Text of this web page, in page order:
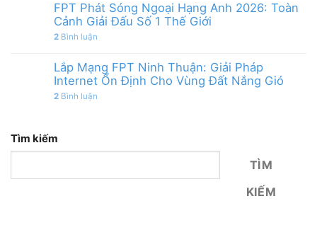
FPT Phát Sóng Ngoại Hạng Anh 2026: Toàn
Cảnh Giải Đấu Số 1 Thế Giới
2 Bình luận
Lắp Mạng FPT Ninh Thuận: Giải Pháp
Internet Ổn Định Cho Vùng Đất Nắng Gió
2 Bình luận
Tìm kiếm
TÌM
KIẾM